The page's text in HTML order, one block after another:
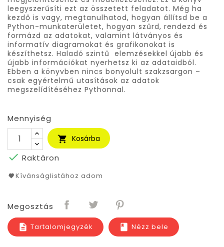
leegyszerűsíti ezt az összetett feladatot. Még ha
kezdő is vagy, megtanulhatod, hogyan állítsd be a
Python-munkaterületet, hogyan szűrd, rendezd és
formázd az adatokat, valamint látványos és
informatív diagramokat és grafikonokat is
készíthetsz. Haladó szintű elemzésekkel újabb és
újabb információkat nyerhetsz ki az adataidból.
Ebben a könyvben nincs bonyolult szakzsargon –
csak egyértelmű utasítások az adatok
megszelídítéséhez Pythonnal.
Mennyiség
 Kosárba
 Raktáron
Kívánságlistához adom
Megosztás
description Tartalomjegyzék book Nézz bele